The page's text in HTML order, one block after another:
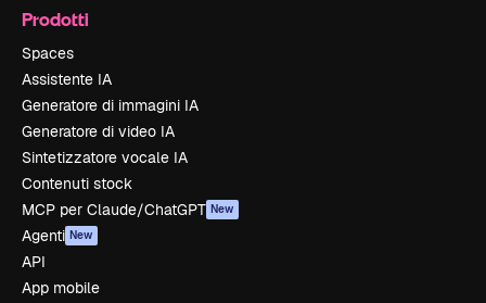
Prodotti
Spaces
Assistente IA
Generatore di immagini IA
Generatore di video IA
Sintetizzatore vocale IA
Contenuti stock
MCP per Claude/ChatGPT New
Agenti New
API
App mobile